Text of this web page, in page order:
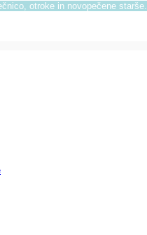
otroke in novopečene starše.